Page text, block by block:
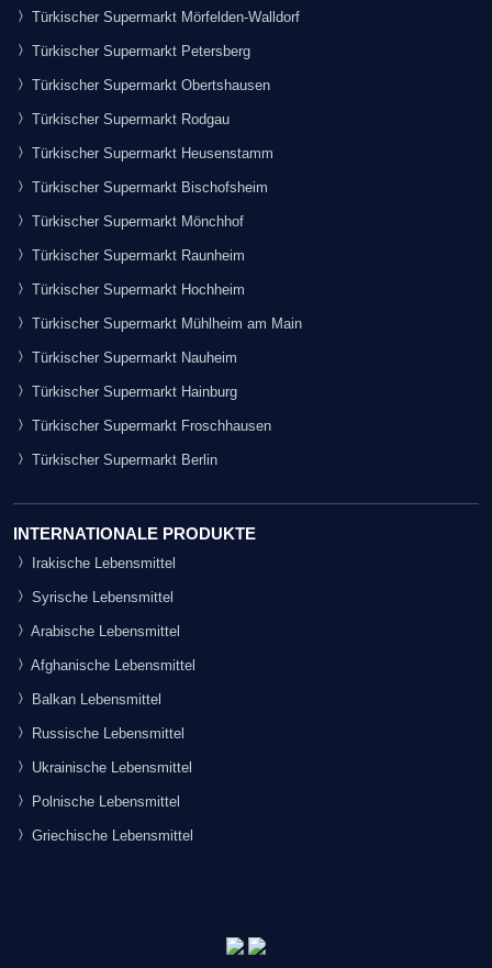
Türkischer Supermarkt Mörfelden-Walldorf
Türkischer Supermarkt Petersberg
Türkischer Supermarkt Obertshausen
Türkischer Supermarkt Rodgau
Türkischer Supermarkt Heusenstamm
Türkischer Supermarkt Bischofsheim
Türkischer Supermarkt Mönchhof
Türkischer Supermarkt Raunheim
Türkischer Supermarkt Hochheim
Türkischer Supermarkt Mühlheim am Main
Türkischer Supermarkt Nauheim
Türkischer Supermarkt Hainburg
Türkischer Supermarkt Froschhausen
Türkischer Supermarkt Berlin
INTERNATIONALE PRODUKTE
Irakische Lebensmittel
Syrische Lebensmittel
Arabische Lebensmittel
Afghanische Lebensmittel
Balkan Lebensmittel
Russische Lebensmittel
Ukrainische Lebensmittel
Polnische Lebensmittel
Griechische Lebensmittel